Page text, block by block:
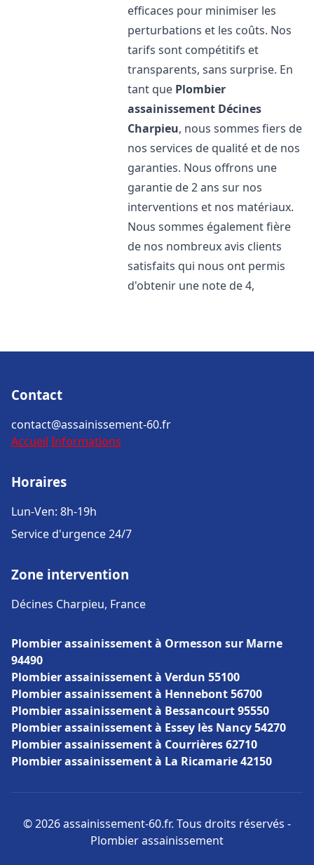
efficaces pour minimiser les
perturbations et les coûts. Nos
tarifs sont compétitifs et
transparents, sans surprise. En
tant que Plombier
assainissement Décines
Charpieu, nous sommes fiers de
nos services de qualité et de nos
garanties. Nous offrons une
garantie de 2 ans sur nos
interventions et nos matériaux.
Nous sommes également fière
de nos nombreux avis clients
satisfaits qui nous ont permis
d'obtenir une note de 4,
Contact
contact@assainissement-60.fr
Accueil Informations
Horaires
Lun-Ven: 8h-19h
Service d'urgence 24/7
Zone intervention
Décines Charpieu, France
Plombier assainissement à Ormesson sur Marne
94490
Plombier assainissement à Verdun 55100
Plombier assainissement à Hennebont 56700
Plombier assainissement à Bessancourt 95550
Plombier assainissement à Essey lès Nancy 54270
Plombier assainissement à Courrières 62710
Plombier assainissement à La Ricamarie 42150
© 2026 assainissement-60.fr. Tous droits réservés -
Plombier assainissement